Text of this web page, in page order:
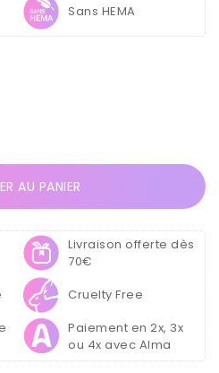
Sans HEMA
AU PANIER
Livraison offerte dès
70€
Cruelty Free
Paiement en 2x, 3x
ou 4x avec Alma